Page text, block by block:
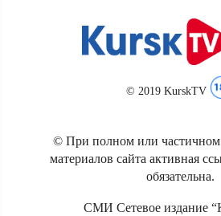
© 2019 KurskTV
© При полном или частичном
материалов сайта активная
обязательна.
СМИ Сетевое издание